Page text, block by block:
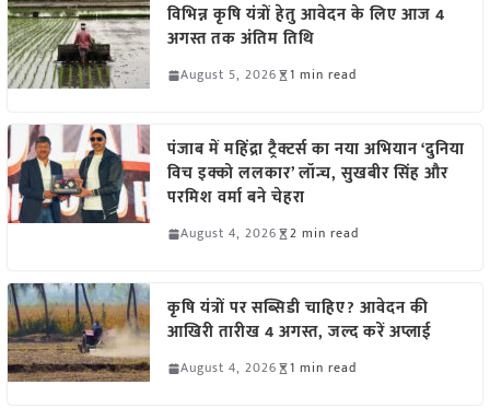
विभिन्न कृषि यंत्रों हेतु आवेदन के लिए आज 4
अगस्त तक अंतिम तिथि
August 5, 2026 1 min read
पंजाब में महिंद्रा ट्रैक्टर्स का नया अभियान ‘दुनिया
विच इक्को ललकार’ लॉन्च, सुखबीर सिंह और
परमिश वर्मा बने चेहरा
August 4, 2026 2 min read
कृषि यंत्रों पर सब्सिडी चाहिए? आवेदन की
आखिरी तारीख 4 अगस्त, जल्द करें अप्लाई
August 4, 2026 1 min read